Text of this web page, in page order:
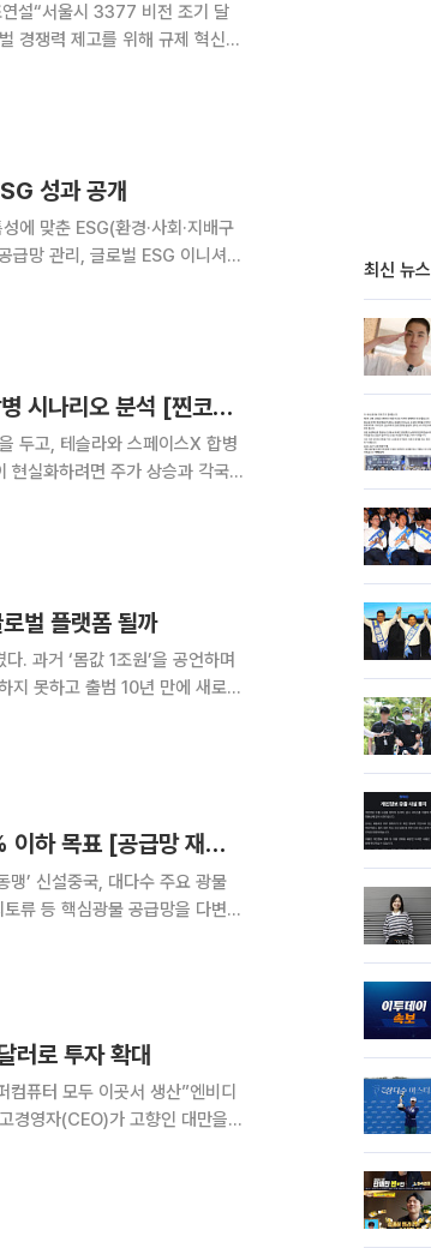
연설“서울시 3377 비전 조기 달
성과 공개
에 맞춘 ESG(환경·사회·지배구
급망 관리, 글로벌 ESG 이니셔티
머스크 세금 연기가 힌트?⋯테슬라·스페이스X 합병 시나리오 분석 [찐코노미]
두고, 테슬라와 스페이스X 합병
현실화하려면 주가 상승과 각국
벌 플랫폼 될까
. 과거 ‘몸값 1조원’을 공언하며
지 못하고 출범 10년 만에 새로운
“中 희토류 독점 끊는다”…2030년 의존도 60% 이하 목표 [공급망 재편 나선 G7 ①]
맹’ 신설중국, 대다수 주요 광물
류 등 핵심광물 공급망을 다변화
러로 투자 확대
컴퓨터 모두 이곳서 생산”엔비디
최신 뉴스